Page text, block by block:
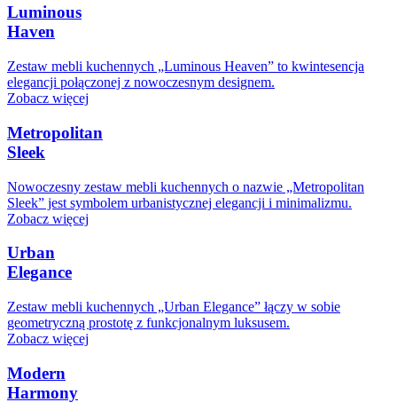
Luminous
Haven
Zestaw mebli kuchennych „Luminous Heaven” to kwintesencja
elegancji połączonej z nowoczesnym designem.
Zobacz więcej
Metropolitan
Sleek
Nowoczesny zestaw mebli kuchennych o nazwie „Metropolitan
Sleek” jest symbolem urbanistycznej elegancji i minimalizmu.
Zobacz więcej
Urban
Elegance
Zestaw mebli kuchennych „Urban Elegance” łączy w sobie
geometryczną prostotę z funkcjonalnym luksusem.
Zobacz więcej
Modern
Harmony